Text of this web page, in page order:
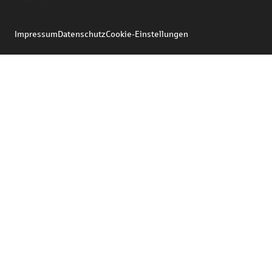
ImpressumDatenschutzCookie-Einstellungen